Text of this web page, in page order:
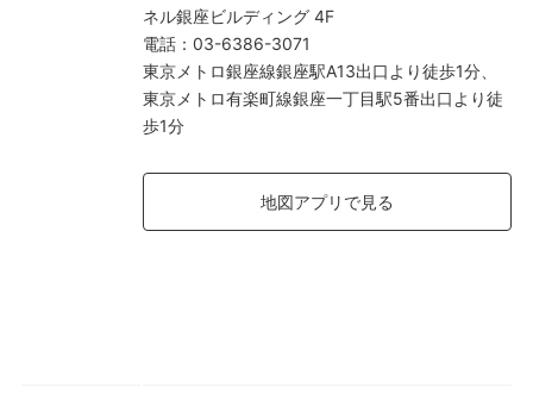
ネル銀座ビルディング 4F
電話 ： 03-6386-3071
東京メトロ銀座線銀座駅A13出口より徒歩1分、
東京メトロ有楽町線銀座一丁目駅5番出口より徒
歩1分
地図アプリで見る